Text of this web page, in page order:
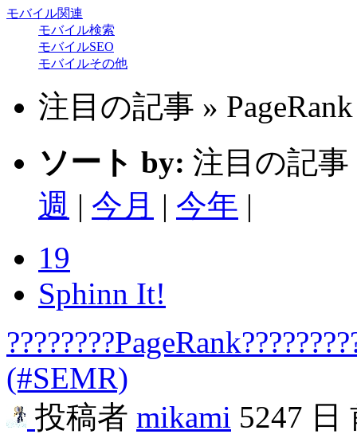
モバイル関連
モバイル検索
モバイルSEO
モバイルその他
注目の記事 » PageRank
ソート by: 注目の記
週 | 今月 | 今年 |
19
Sphinn It!
(#SEMR)
投稿者 mikami 5247 日